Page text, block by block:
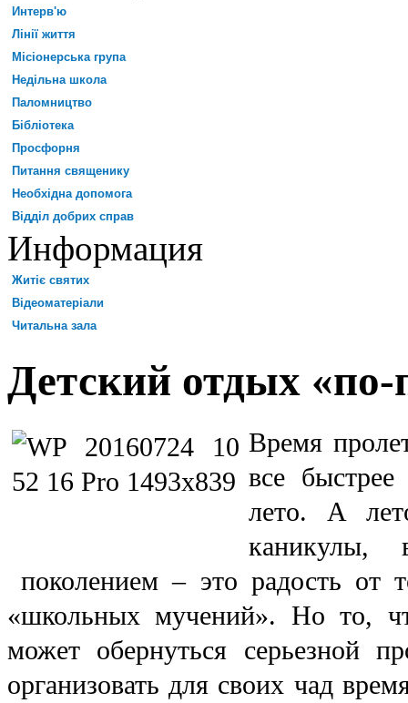
Интерв'ю
Лінії життя
Місіонерська група
Недільна школа
Паломництво
Бібліотека
Просфорня
Питання священику
Необхідна допомога
Відділ добрих справ
Информация
Житіє святих
Відеоматеріали
Читальна зала
Детский отдых
Время
все
лето. А
каникулы,
поколением – это радость от
«школьных мучений». Но то,
может обернуться серьезной
организовать для своих чад